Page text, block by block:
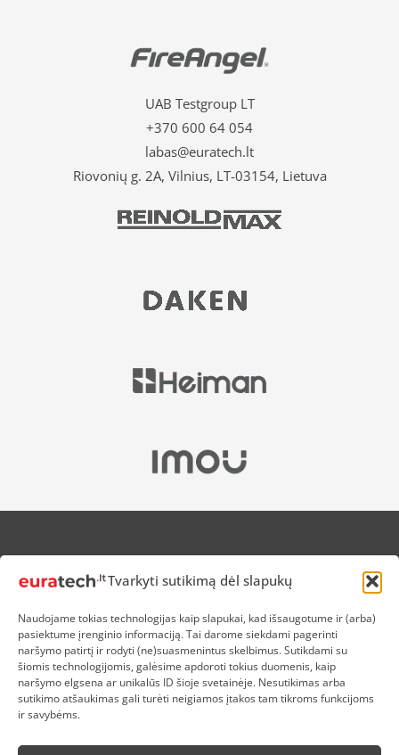
Tvarkyti sutikimą dėl slapukų
Naudojame tokias technologijas kaip slapukai, kad išsaugotume ir (arba)
pasiektume įrenginio informaciją. Tai darome siekdami pagerinti
naršymo patirtį ir rodyti (ne)suasmenintus skelbimus. Sutikdami su
šiomis technologijomis, galėsime apdoroti tokius duomenis, kaip
naršymo elgsena ar unikalūs ID šioje svetainėje. Nesutikimas arba
sutikimo atšaukimas gali turėti neigiamos įtakos tam tikroms funkcijoms
ir savybėms.
UAB Testgroup LT
+370 600 64 054
labas@euratech.lt
Riovonių g. 2A, Vilnius, LT-03154, Lietuva
APIE MUS
NUOLAIDOS HEROJAMS
PREKIŲ IR PINIGŲ GRĄŽINIMAS
ATSISKAITYMAS
D.U.K
KOKYBĖS POLITIKA
SLAPUKŲ POLITIKA
SĄLYGOS IR TAISYKLĖS